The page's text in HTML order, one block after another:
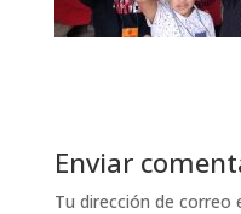
Enviar
Tu dirección de correo